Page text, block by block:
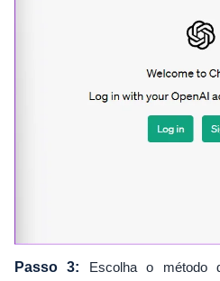
Passo 3: Escolha o método